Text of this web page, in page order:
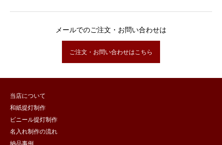
メールでのご注文・お問い合わせは
ご注文・お問い合わせはこちら
当店について
和紙提灯制作
ビニール提灯制作
名入れ制作の流れ
納品事例